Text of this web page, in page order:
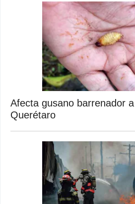
Afecta gusano barrenador
Querétaro